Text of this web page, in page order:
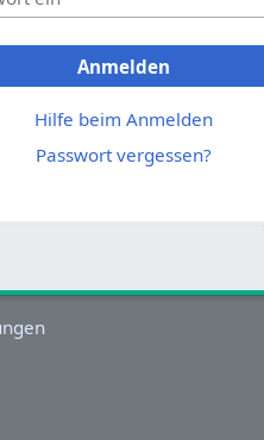
Anmelden
Hilfe beim Anmelden
Passwort vergessen?